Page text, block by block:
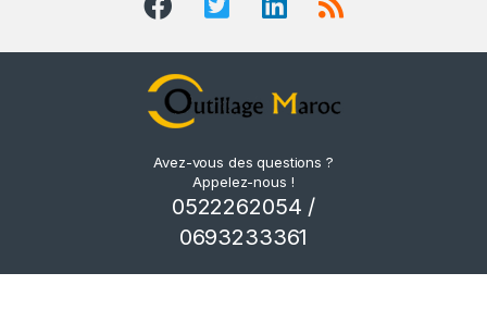
Avez-vous des questions ?
Appelez-nous !
0522262054 /
0693233361